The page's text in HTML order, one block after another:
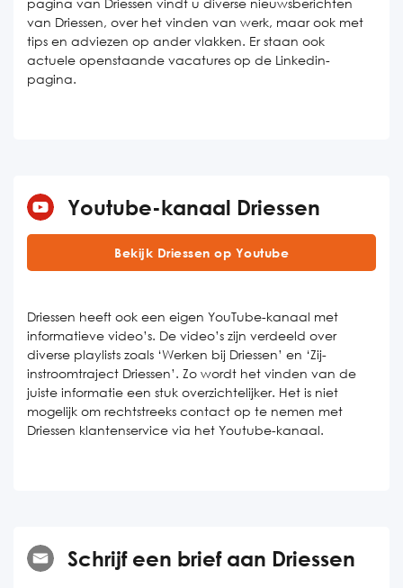
pagina van Driessen vindt u diverse nieuwsberichten
van Driessen, over het vinden van werk, maar ook met
tips en adviezen op ander vlakken. Er staan ook
actuele openstaande vacatures op de Linkedin-
pagina.
Youtube-kanaal Driessen
Bekijk Driessen op Youtube
Driessen heeft ook een eigen YouTube-kanaal met
informatieve video’s. De video’s zijn verdeeld over
diverse playlists zoals ‘Werken bij Driessen’ en ‘Zij-
instroomtraject Driessen’. Zo wordt het vinden van de
juiste informatie een stuk overzichtelijker. Het is niet
mogelijk om rechtstreeks contact op te nemen met
Driessen klantenservice via het Youtube-kanaal.
Schrijf een brief aan Driessen